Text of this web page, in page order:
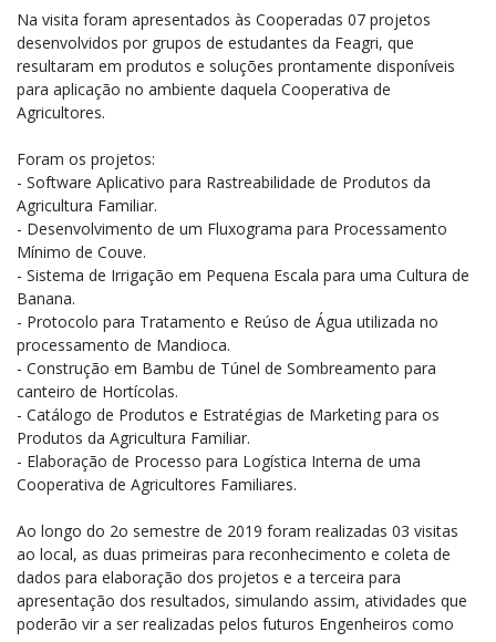
Na visita foram apresentados às Cooperadas 07 projetos
desenvolvidos por grupos de estudantes da Feagri, que
resultaram em produtos e soluções prontamente disponíveis
para aplicação no ambiente daquela Cooperativa de
Agricultores.
Foram os projetos:
- Software Aplicativo para Rastreabilidade de Produtos da
Agricultura Familiar.
- Desenvolvimento de um Fluxograma para Processamento
Mínimo de Couve.
- Sistema de Irrigação em Pequena Escala para uma Cultura de
Banana.
- Protocolo para Tratamento e Reúso de Água utilizada no
processamento de Mandioca.
- Construção em Bambu de Túnel de Sombreamento para
canteiro de Hortícolas.
- Catálogo de Produtos e Estratégias de Marketing para os
Produtos da Agricultura Familiar.
- Elaboração de Processo para Logística Interna de uma
Cooperativa de Agricultores Familiares.
Ao longo do 2o semestre de 2019 foram realizadas 03 visitas
ao local, as duas primeiras para reconhecimento e coleta de
dados para elaboração dos projetos e a terceira para
apresentação dos resultados, simulando assim, atividades que
poderão vir a ser realizadas pelos futuros Engenheiros como